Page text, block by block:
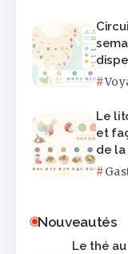
Le
et
de
Nouveautés
Le thé